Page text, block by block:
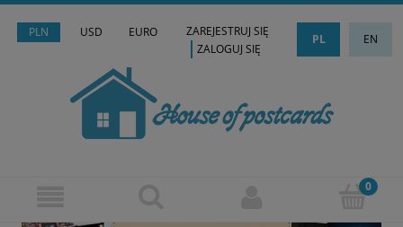
PLN USD EURO PL EN
ZAREJESTRUJ SIĘ
ZALOGUJ SIĘ